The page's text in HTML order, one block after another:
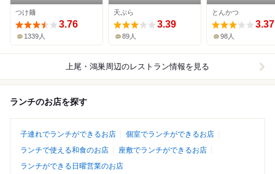
つけ麺
3.76
1339人
天ぷら
3.39
89人
とんかつ
3.37
98人
上尾・鴻巣周辺のレストラン情報を見る
ランチのお店を探す
子連れでランチができるお店
個室でランチができるお店
ランチで使える和食のお店
座敷でランチができるお店
ランチができる日曜営業のお店